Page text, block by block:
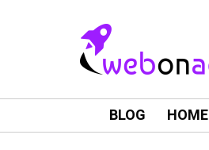
BLOG HOME